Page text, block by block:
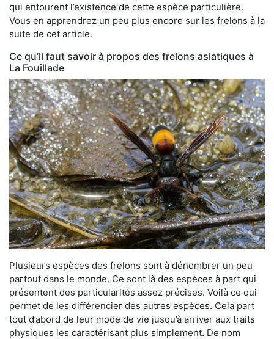
qui entourent l’existence de cette espèce particulière.
Vous en apprendrez un peu plus encore sur les frelons à la
suite de cet article.
Ce qu’il faut savoir à propos des frelons asiatiques à
La Fouillade
Plusieurs espèces des frelons sont à dénombrer un peu
partout dans le monde. Ce sont là des espèces à part qui
présentent des particularités assez précises. Voilà ce qui
permet de les différencier des autres espèces. Cela part
tout d’abord de leur mode de vie jusqu’à arriver aux traits
physiques les caractérisant plus simplement. De nom